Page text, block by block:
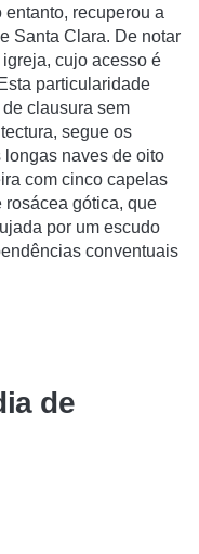
recuperou a
Santa Clara. De notar
cujo acesso é
particularidade
clausura sem
segue os
naves de oito
com cinco capelas
rosácea gótica, que
por um escudo
conventuais
de